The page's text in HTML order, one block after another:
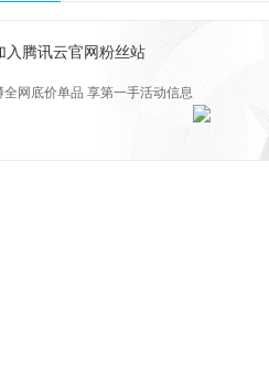
入腾讯云官网粉丝站
全网底价单品 享第一手活动信息